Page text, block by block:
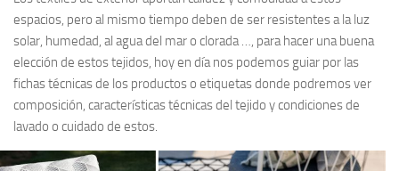
espacios, pero al mismo tiempo deben de ser resistentes a la luz
solar, humedad, al agua del mar o clorada …, para hacer una buena
elección de estos tejidos, hoy en día nos podemos guiar por las
fichas técnicas de los productos o etiquetas donde podremos ver
composición, características técnicas del tejido y condiciones de
lavado o cuidado de estos.